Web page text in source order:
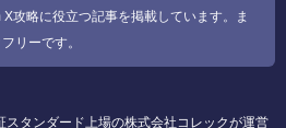
攻略に役立つ記事を掲載しています。ま
リーです。
スタンダード上場の株式会社コレックが運営